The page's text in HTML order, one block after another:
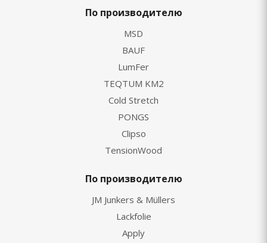
По производителю
MSD
BAUF
LumFer
TEQTUM KM2
Cold Stretch
PONGS
Clipso
TensionWood
По производителю
JM Junkers & Müllers
Lackfolie
Apply